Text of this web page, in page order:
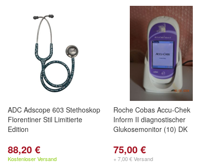
ADC Adscope 603 Stethoskop
Florentiner Stil Limitierte
Edition
88,20 €
Kostenloser Versand
Roche Cobas Accu-Chek
Inform II diagnostischer
Glukosemonitor (10) DK
75,00 €
+ 7,00 € Versand